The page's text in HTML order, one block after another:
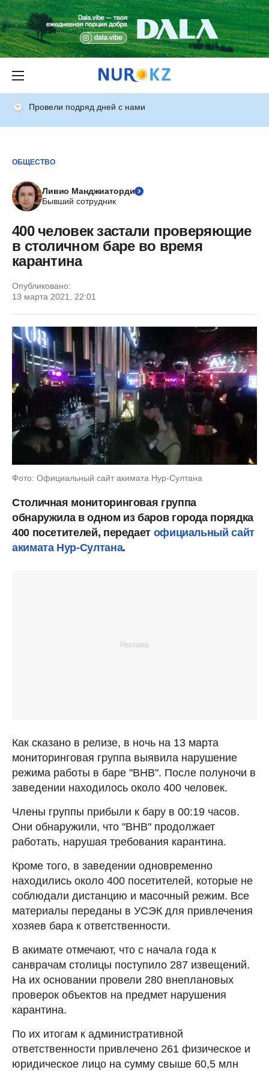
Провели подряд дней с нами
ОБЩЕСТВО
Ливио Манджиаторди
Бывший сотрудник
400 человек застали проверяющие
в столичном баре во время
карантина
Опубликовано:
13 марта 2021, 22:01
Фото: Официальный сайт акимата Нур-Султана
Столичная мониторинговая группа
обнаружила в одном из баров города порядка
400 посетителей, передает официальный сайт
акимата Нур-Султана.
Как сказано в релизе, в ночь на 13 марта
мониторинговая группа выявила нарушение
режима работы в баре "BHB". После полуночи в
заведении находилось около 400 человек.
Члены группы прибыли к бару в 00:19 часов.
Они обнаружили, что "BHB" продолжает
работать, нарушая требования карантина.
Кроме того, в заведении одновременно
находились около 400 посетителей, которые не
соблюдали дистанцию и масочный режим. Все
материалы переданы в УСЭК для привлечения
хозяев бара к ответственности.
В акимате отмечают, что с начала года к
санврачам столицы поступило 287 извещений.
На их основании провели 280 внеплановых
проверок объектов на предмет нарушения
карантина.
По их итогам к административной
ответственности привлечено 261 физическое и
юридическое лицо на сумму свыше 60,5 млн